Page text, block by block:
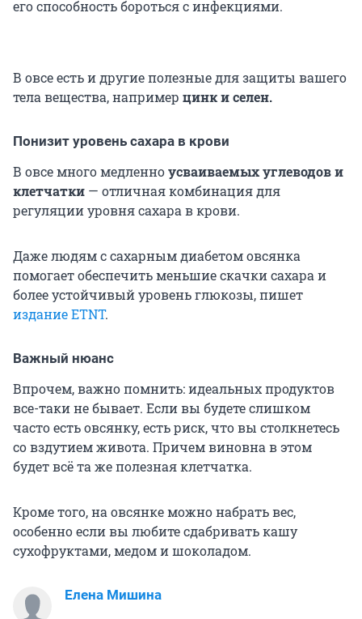
его способность бороться с инфекциями.
В овсе есть и другие полезные для защиты вашего
тела вещества, например цинк и селен.
Понизит уровень сахара в крови
В овсе много медленноусваиваемых углеводов и
клетчатки — отличная комбинация для
регуляции уровня сахара в крови.
Даже людям с сахарным диабетом овсянка
помогает обеспечить меньшие скачки сахара и
более устойчивый уровень глюкозы, пишет
издание ETNT.
Важный нюанс
Впрочем, важно помнить: идеальных продуктов
все-таки не бывает. Если вы будете слишком
часто есть овсянку, есть риск, что вы столкнетесь
со вздутием живота. Причем виновна в этом
будет всё та же полезная клетчатка.
Кроме того, на овсянке можно набрать вес,
особенно если вы любите сдабривать кашу
сухофруктами, медом и шоколадом.
Елена Мишина